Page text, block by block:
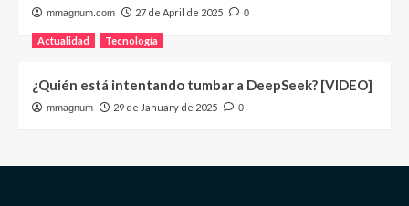
mmagnum.com 27 de April de 2025 0
Actualidad Tecnología
¿Quién está intentando tumbar a DeepSeek? [VIDEO]
mmagnum 29 de January de 2025 0